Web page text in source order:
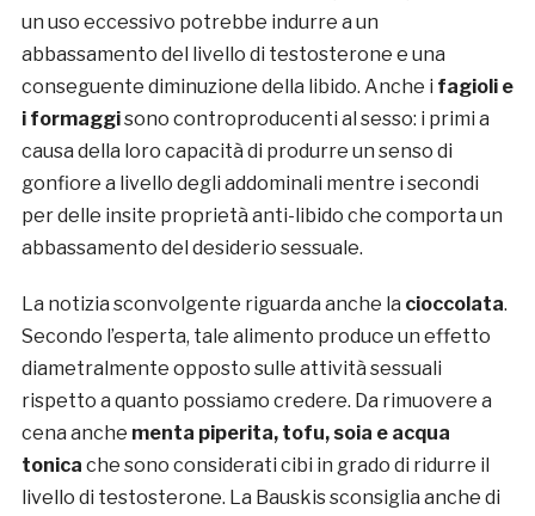
un uso eccessivo potrebbe indurre a un
abbassamento del livello di testosterone e una
conseguente diminuzione della libido. Anche i fagioli e
i formaggisono controproducenti al sesso: i primi a
causa della loro capacità di produrre un senso di
gonfiore a livello degli addominali mentre i secondi
per delle insite proprietà anti-libido che comporta un
abbassamento del desiderio sessuale.
La notizia sconvolgente riguarda anche la cioccolata.
Secondo l’esperta, tale alimento produce un effetto
diametralmente opposto sulle attività sessuali
rispetto a quanto possiamo credere. Da rimuovere a
cena anche menta piperita, tofu, soia e acqua
tonica che sono considerati cibi in grado di ridurre il
livello di testosterone. La Bauskis sconsiglia anche di